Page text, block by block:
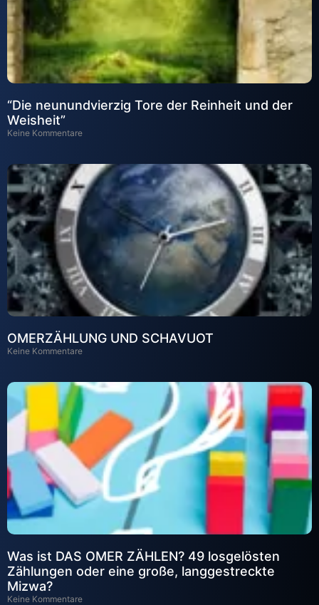
“Die neunundvierzig Tore der Reinheit und der
Weisheit”
Keine Kommentare
OMERZÄHLUNG UND SCHAVUOT
Keine Kommentare
Was ist DAS OMER ZÄHLEN? 49 losgelösten
Zählungen oder eine große, langgestreckte
Mizwa?
Keine Kommentare